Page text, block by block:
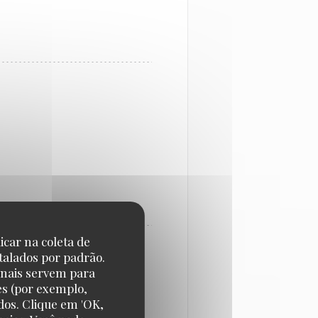
na coleta de
por padrão.
servem para
(por exemplo,
Clique em 'OK,